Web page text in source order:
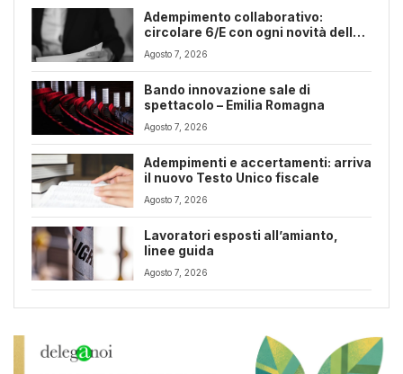
Adempimento collaborativo:
circolare 6/E con ogni novità della
riforma fiscale
Agosto 7, 2026
Bando innovazione sale di
spettacolo – Emilia Romagna
Agosto 7, 2026
Adempimenti e accertamenti: arriva
il nuovo Testo Unico fiscale
Agosto 7, 2026
Lavoratori esposti all’amianto,
linee guida
Agosto 7, 2026